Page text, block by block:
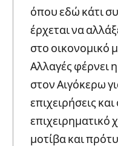
όπου εδώ κάτι
έρχεται να
στο οικονομικό
Αλλαγές φέρνει
στον Αιγόκερω
επιχειρήσεις
επιχειρηματικό
μοτίβα και